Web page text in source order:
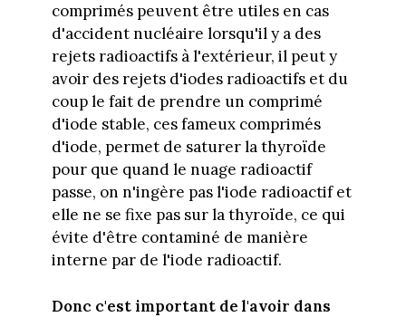
comprimés peuvent être utiles en cas
d'accident nucléaire lorsqu'il y a des
rejets radioactifs à l'extérieur, il peut y
avoir des rejets d'iodes radioactifs et du
coup le fait de prendre un comprimé
d'iode stable, ces fameux comprimés
d'iode, permet de saturer la thyroïde
pour que quand le nuage radioactif
passe, on n'ingère pas l'iode radioactif et
elle ne se fixe pas sur la thyroïde, ce qui
évite d'être contaminé de manière
interne par de l'iode radioactif.
Donc c'est important de l'avoir dans